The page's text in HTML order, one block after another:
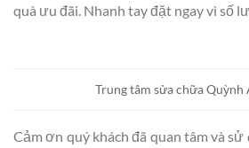
quà ưu đãi. Nhanh tay đặt ngay vì số
Trung tâm sửa chữa Quỳnh
Cảm ơn quý khách đã quan tâm và